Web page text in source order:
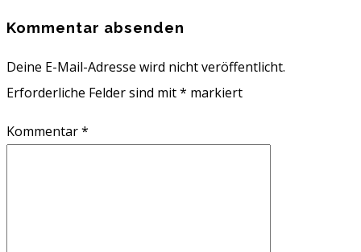
Kommentar absenden
Deine E-Mail-Adresse wird nicht veröffentlicht.
Erforderliche Felder sind mit* markiert
Kommentar*